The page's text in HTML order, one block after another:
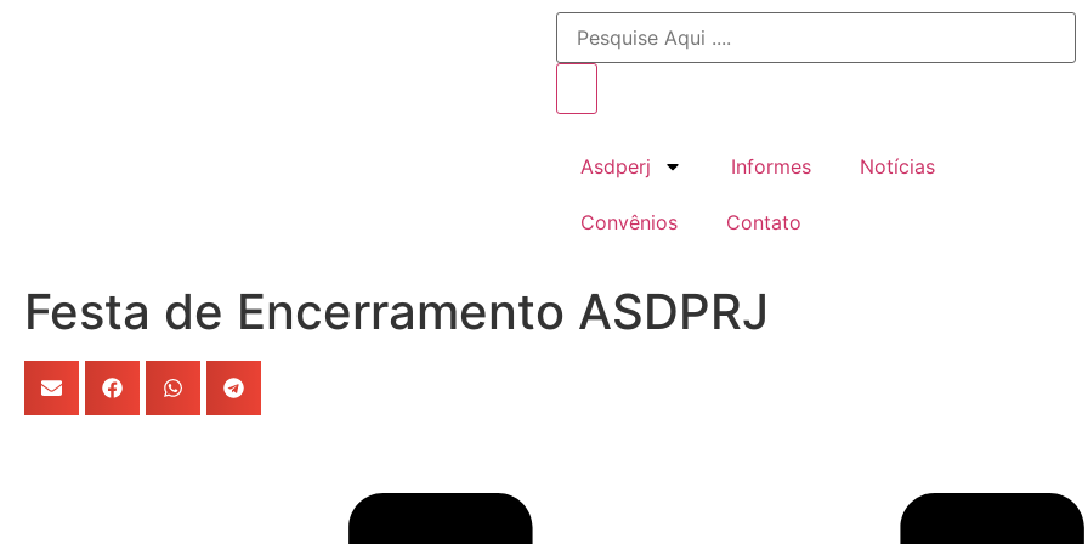
Asdperj Informes Notícias
Convênios Contato
Festa de Encerramento ASDPRJ